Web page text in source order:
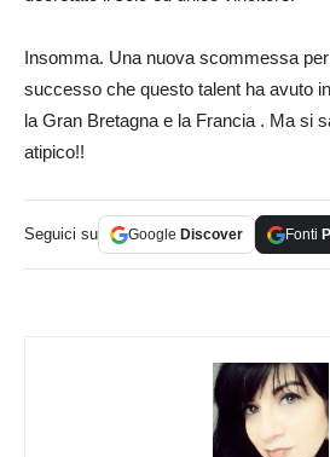
Insomma. Una nuova scommessa
successo che questo talent ha avuto
la Gran Bretagna e la Francia . Ma si
atipico!!
Seguici su Google Discover Fonti